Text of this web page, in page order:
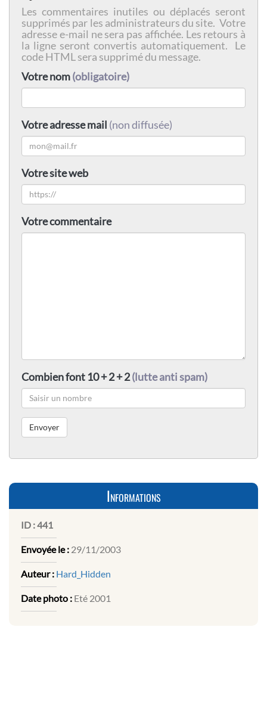
Les commentaires inutiles ou déplacés seront
supprimés par les administrateurs du site. Votre
adresse e-mail ne sera pas affichée. Les retours à
la ligne seront convertis automatiquement. Le
code HTML sera supprimé du message.
Votre nom(obligatoire)
Votre adresse mail (non diffusée)
Votre site web
Votre commentaire
Combien font 10 + 2 + 2(lutte anti spam)
Informations
ID :441
Envoyée le : 29/11/2003
Auteur : Hard_Hidden
Date photo : Eté 2001